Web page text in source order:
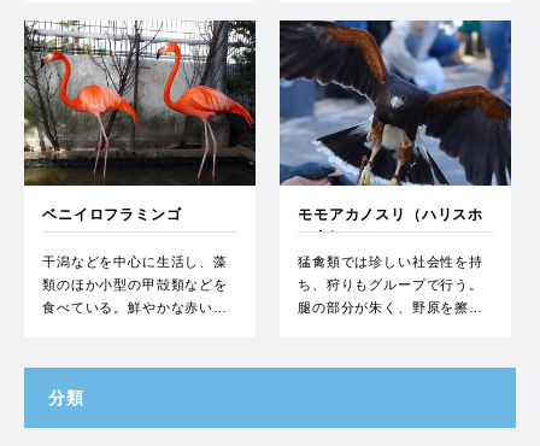
ベニイロフラミンゴ
干潟などを中心に生活し、藻
類のほか小型の甲殻類などを
食べている。鮮やかな赤い…
モモアカノスリ（ハリスホ
ーク）
猛禽類では珍しい社会性を持
ち、狩りもグループで行う。
腿の部分が朱く、野原を擦…
分類